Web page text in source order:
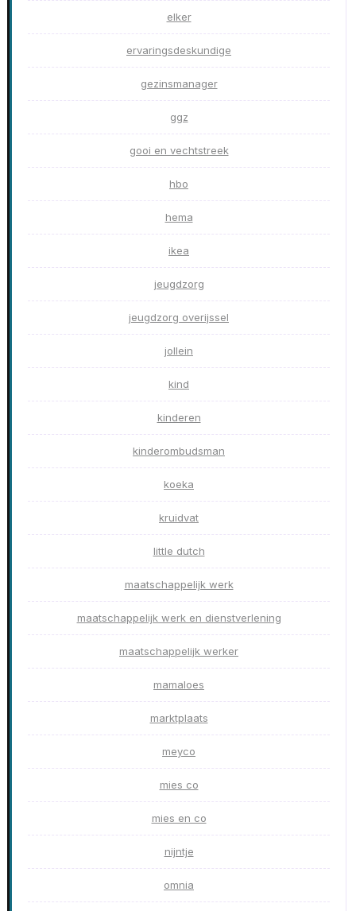
elker
ervaringsdeskundige
gezinsmanager
ggz
gooi en vechtstreek
hbo
hema
ikea
jeugdzorg
jeugdzorg overijssel
jollein
kind
kinderen
kinderombudsman
koeka
kruidvat
little dutch
maatschappelijk werk
maatschappelijk werk en dienstverlening
maatschappelijk werker
mamaloes
marktplaats
meyco
mies co
mies en co
nijntje
omnia